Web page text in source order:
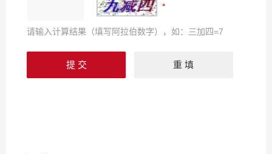
请输入计算结果（填写阿拉伯数字），如：三加四=7